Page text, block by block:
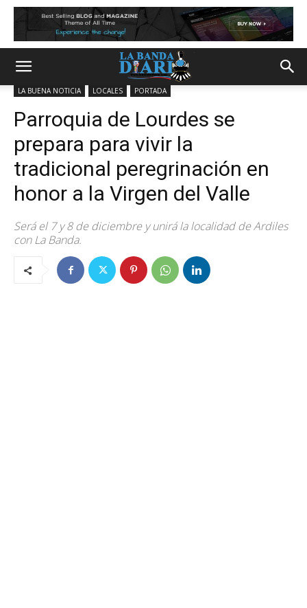
LA BUENA NOTICIA LOCALES PORTADA
Parroquia de Lourdes se
prepara para vivir la
tradicional peregrinación en
honor a la Virgen del Valle
Será el 7 y 8 de diciembre y unirá la localidad de Ardiles
con La Banda.